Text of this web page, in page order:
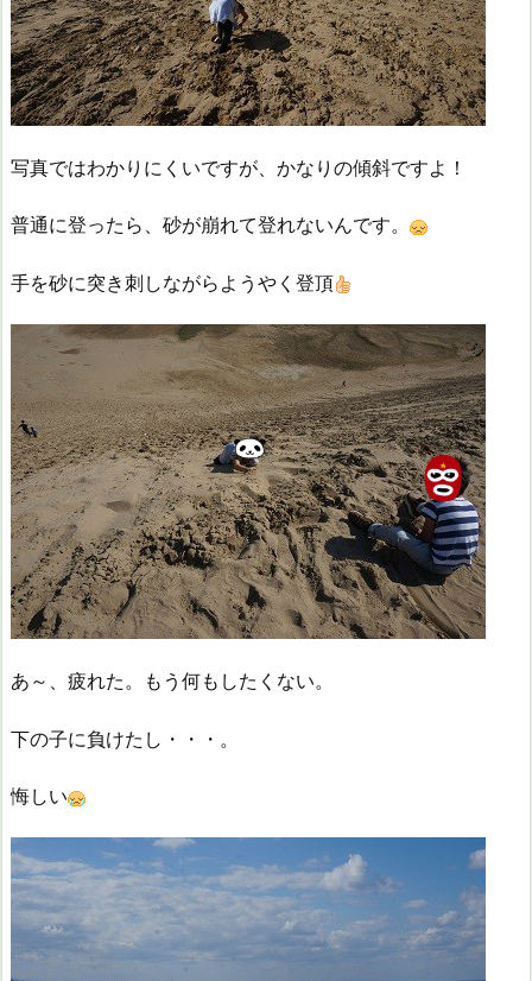
写真ではわかりにくいですが、かなりの傾斜ですよ！
普通に登ったら、砂が崩れて登れないんです。
手を砂に突き刺しながらようやく登頂
あ～、疲れた。もう何もしたくない。
下の子に負けたし・・・。
悔しい